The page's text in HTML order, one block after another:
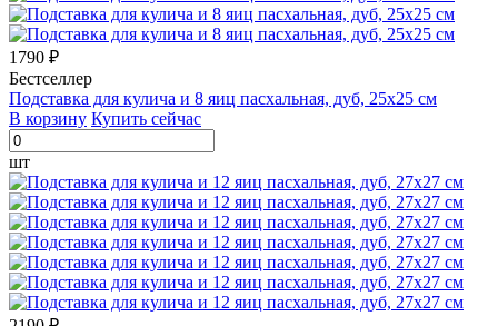
1790 ₽
Бестселлер
Подставка для кулича и 8 яиц пасхальная, дуб, 25х25 см
В корзину Купить сейчас
шт